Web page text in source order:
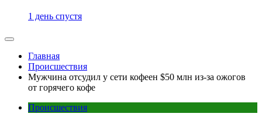
1 день спустя
Главная
Происшествия
Мужчина отсудил у сети кофеен $50 млн из-за ожогов
от горячего кофе
Происшествия